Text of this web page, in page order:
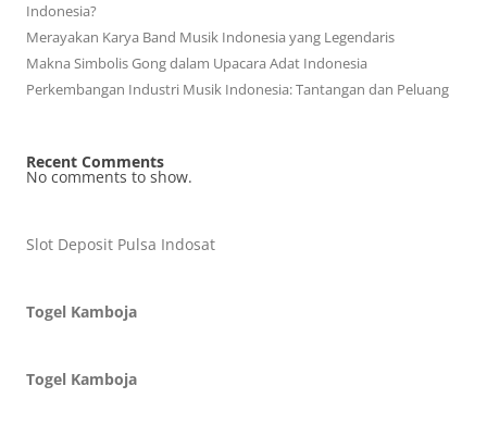
Indonesia?
Merayakan Karya Band Musik Indonesia yang Legendaris
Makna Simbolis Gong dalam Upacara Adat Indonesia
Perkembangan Industri Musik Indonesia: Tantangan dan Peluang
Recent Comments
No comments to show.
Slot Deposit Pulsa Indosat
Togel Kamboja
Togel Kamboja